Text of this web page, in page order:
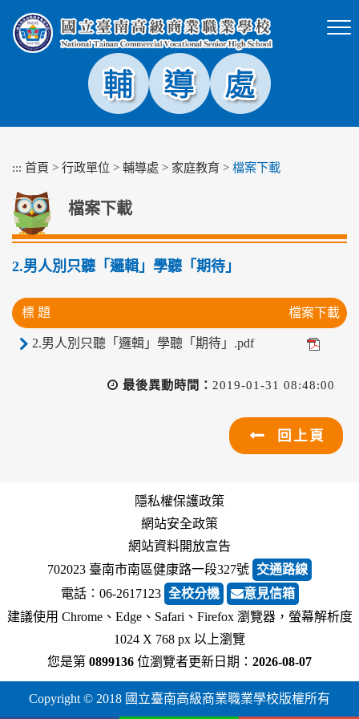
塊
::: 首頁 > 行政單位 > 輔導處 > 家庭教育 > 檔案下載
檔案下載
2.男人別只聽「邏輯」學聽「期待」
標 題 檔案下載
2.男人別只聽「邏輯」學聽「期待」.pdf
最後異動時間： 2019-01-31 08:48:00
回上頁
隱私權保護政策
網站安全政策
網站資料開放宣告
702023 臺南市南區健康路一段327號 交通路線
電話︰06-2617123 全校分機
意見信箱
建議使用 Chrome、Edge、Safari、Firefox 瀏覽器，螢幕解析度
1024 X 768 px 以上瀏覽
您是第 0899136 位瀏覽者更新日期： 2026-08-07
Copyright © 2018 國立臺南高級商業職業學校版權所有